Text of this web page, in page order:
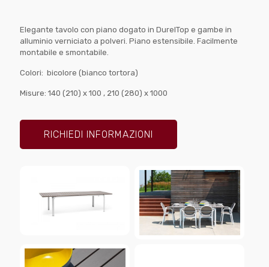
Elegante tavolo con piano dogato in DurelTop e gambe in
alluminio verniciato a polveri. Piano estensibile. Facilmente
montabile e smontabile.
Colori: bicolore (bianco tortora)
Misure: 140 (210) x 100 , 210 (280) x 1000
RICHIEDI INFORMAZIONI